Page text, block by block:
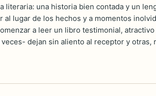
literaria: una historia bien contada y un
lugar de los hechos y a momentos
a leer un libro testimonial,
dejan sin aliento al receptor y otras,